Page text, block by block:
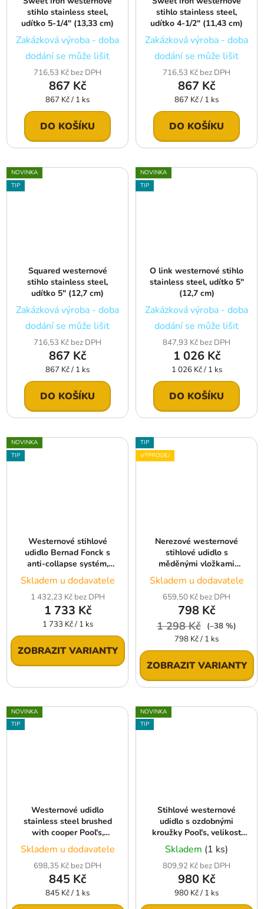
stihlo stainless steel,
udítko 5-1/4″ (13,33 cm)
Zakázková výroba - doba
dodání se může lišit
716,53 Kč bez DPH
867 Kč
Měrná
cena:
867 Kč / 1 ks
DO KOŠÍKU
stihlo stainless steel,
udítko 4-1/2″ (11,43 cm)
Zakázková výroba - doba
dodání se může lišit
716,53 Kč bez DPH
867 Kč
Měrná
cena:
867 Kč / 1 ks
DO KOŠÍKU
NOVINKA
TIP
Squared westernové
stihlo stainless steel,
udítko 5″ (12,7 cm)
Zakázková výroba - doba
dodání se může lišit
716,53 Kč bez DPH
867 Kč
Měrná
cena:
867 Kč / 1 ks
DO KOŠÍKU
NOVINKA
TIP
O link westernové stihlo
stainless steel, udítko 5″
(12,7 cm)
Zakázková výroba - doba
dodání se může lišit
847,93 Kč bez DPH
1 026 Kč
Měrná
cena:
1 026 Kč / 1 ks
DO KOŠÍKU
NOVINKA
TIP
Westernové stihlové
udidlo Bernad Fonck s
anti-collapse systém,
velikost 13 cm
Skladem u dodavatele
1 432,23 Kč bez DPH
1 733 Kč
Měrná
cena:
1 733 Kč / 1 ks
ZOBRAZIT VARIANTY
TIP
VÝPRODEJ
Nerezové westernové
stihlové udidlo s
měděnými vložkami
Metalab, velikost 13 cm
Skladem u dodavatele
659,50 Kč bez DPH
798 Kč
1 298 Kč
(–38 %)
Měrná
cena:
798 Kč / 1 ks
ZOBRAZIT VARIANTY
NOVINKA
TIP
Westernové udidlo
stainless steel brushed
with cooper Pool's,
velikost 12,5 cm
Skladem u dodavatele
698,35 Kč bez DPH
845 Kč
Měrná
cena:
845 Kč / 1 ks
NOVINKA
TIP
Stihlové westernové
udidlo s ozdobnými
kroužky Pool's, velikost
12,5 cm
Skladem (1 ks)
809,92 Kč bez DPH
980 Kč
Měrná
cena:
980 Kč / 1 ks